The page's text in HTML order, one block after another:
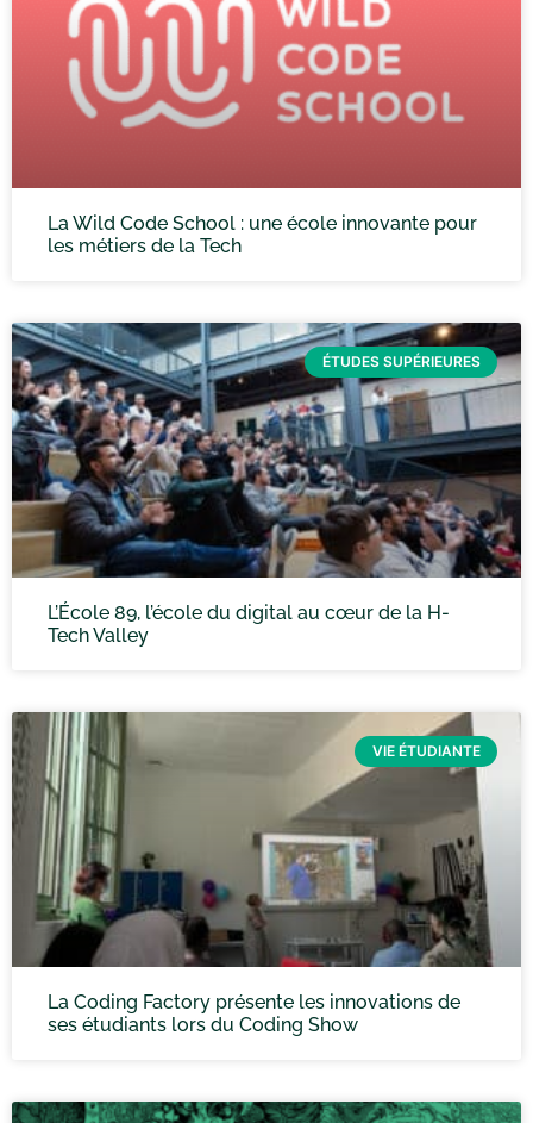
La Wild Code School : une école innovante pour
les métiers de la Tech
ÉTUDES SUPÉRIEURES
L’École 89, l’école du digital au cœur de la H-
Tech Valley
VIE ÉTUDIANTE
La Coding Factory présente les innovations de
ses étudiants lors du Coding Show